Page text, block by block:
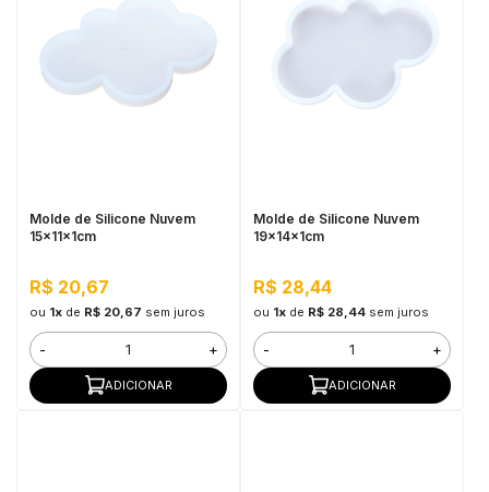
Molde de Silicone Nuvem
15x11x1cm
R$ 20,67
ou 1xde R$ 20,67 sem juros
- +
ADICIONAR
Molde de Silicone Nuvem
19x14x1cm
R$ 28,44
ou 1xde R$ 28,44 sem juros
- +
ADICIONAR